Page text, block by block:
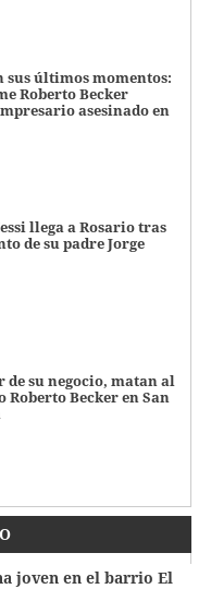
sus últimos momentos:
Roberto Becker
asesinado en
llega a Rosario tras
de su padre Jorge
de su negocio, matan al
Roberto Becker en San
joven en el barrio El